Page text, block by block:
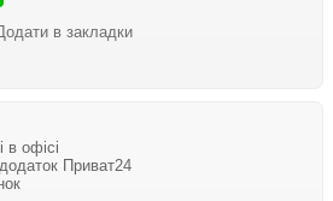
в закладки
в офісі
Приват24